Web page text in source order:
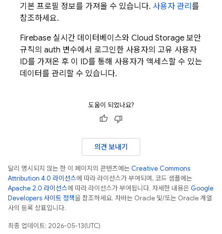
기본 프로필 정보를 가져올 수 있습니다. 사용자 관리 를
참조하세요.
Firebase 실시간 데이터베이스와 Cloud Storage 보안
규칙의 auth 변수에서 로그인한 사용자의 고유 사용자
ID를 가져온 후 이 ID를 통해 사용자가 액세스할 수 있는
데이터를 관리할 수 있습니다.
도움이 되었나요?
의견 보내기
달리 명시되지 않는 한 이 페이지의 콘텐츠에는 Creative Commons
Attribution 4.0 라이선스에 따라 라이선스가 부여되며, 코드 샘플에는
Apache 2.0 라이선스에 따라 라이선스가 부여됩니다. 자세한 내용은 Google
Developers 사이트 정책을 참조하세요. 자바는 Oracle 및/또는 Oracle 계열
사의 등록 상표입니다.
최종 업데이트: 2026-05-13(UTC)